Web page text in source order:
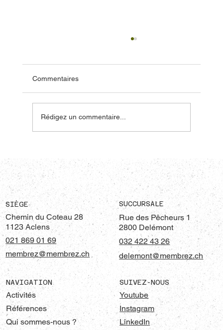
CFF : chantier de Renens-Denges
Commentaires
Rédigez un commentaire...
SIÈGE
Chemin du Coteau 28
1123 Aclens
021 869 01 69
membrez@membrez.ch
SUCCURSALE
Rue des Pêcheurs 1
2800 Delémont
032 422 43 26
delemont@membrez.ch
NAVIGATION
Activités
Références
Qui sommes-nous ?
SUIVEZ-NOUS
Youtube
Instagram
LinkedIn